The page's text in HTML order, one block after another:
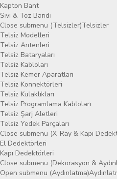
Kapton Bant
Sıvı & Toz Bandı
Close submenu (Telsizler)Telsizler
Telsiz Modelleri
Telsiz Antenleri
Telsiz Bataryaları
Telsiz Kabloları
Telsiz Kemer Aparatları
Telsiz Konnektörleri
Telsiz Kulaklıkları
Telsiz Programlama Kabloları
Telsiz Şarj Aletleri
Telsiz Yedek Parçaları
Close submenu (X-Ray & Kapı
El Dedektörleri
Kapı Dedektörleri
Close submenu (Dekorasyon &
Open submenu (Aydınlatma)